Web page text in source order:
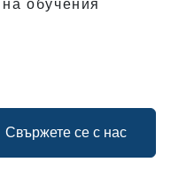
Свържете се с нас